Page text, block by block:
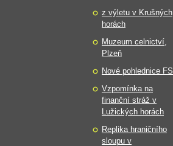
z výletu v Krušných
horách
Muzeum celnictví,
Plzeň
Nové pohlednice FS
Vzpomínka na
finanční stráž v
Lužických horách
Replika hraničního
sloupu v